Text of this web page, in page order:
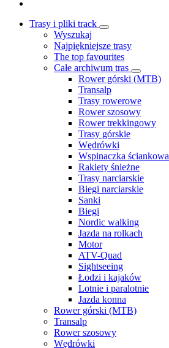
Trasy i pliki track
Wyszukaj
Najpiękniejsze trasy
The top favourites
Całe archiwum tras
Rower górski (MTB)
Transalp
Trasy rowerowe
Rower szosowy
Rower trekkingowy
Trasy górskie
Wędrówki
Wspinaczka ściankowa
Rakiety śnieżne
Trasy narciarskie
Biegi narciarskie
Sanki
Biegi
Nordic walking
Jazda na rolkach
Motor
ATV-Quad
Sightseeing
Łodzi i kajaków
Lotnie i paralotnie
Jazda konna
Rower górski (MTB)
Transalp
Rower szosowy
Wędrówki